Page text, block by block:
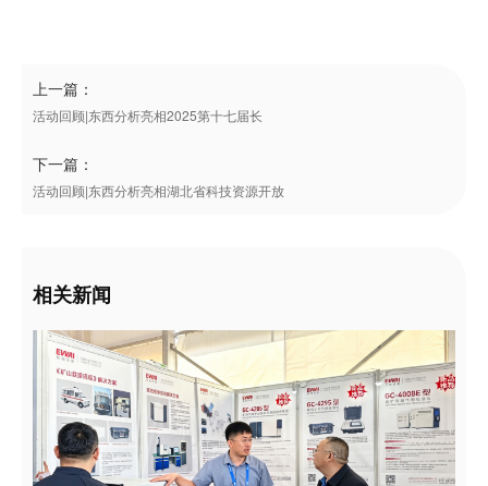
上一篇：
活动回顾|东西分析亮相2025第十七届长
下一篇：
活动回顾|东西分析亮相湖北省科技资源开放
相关新闻